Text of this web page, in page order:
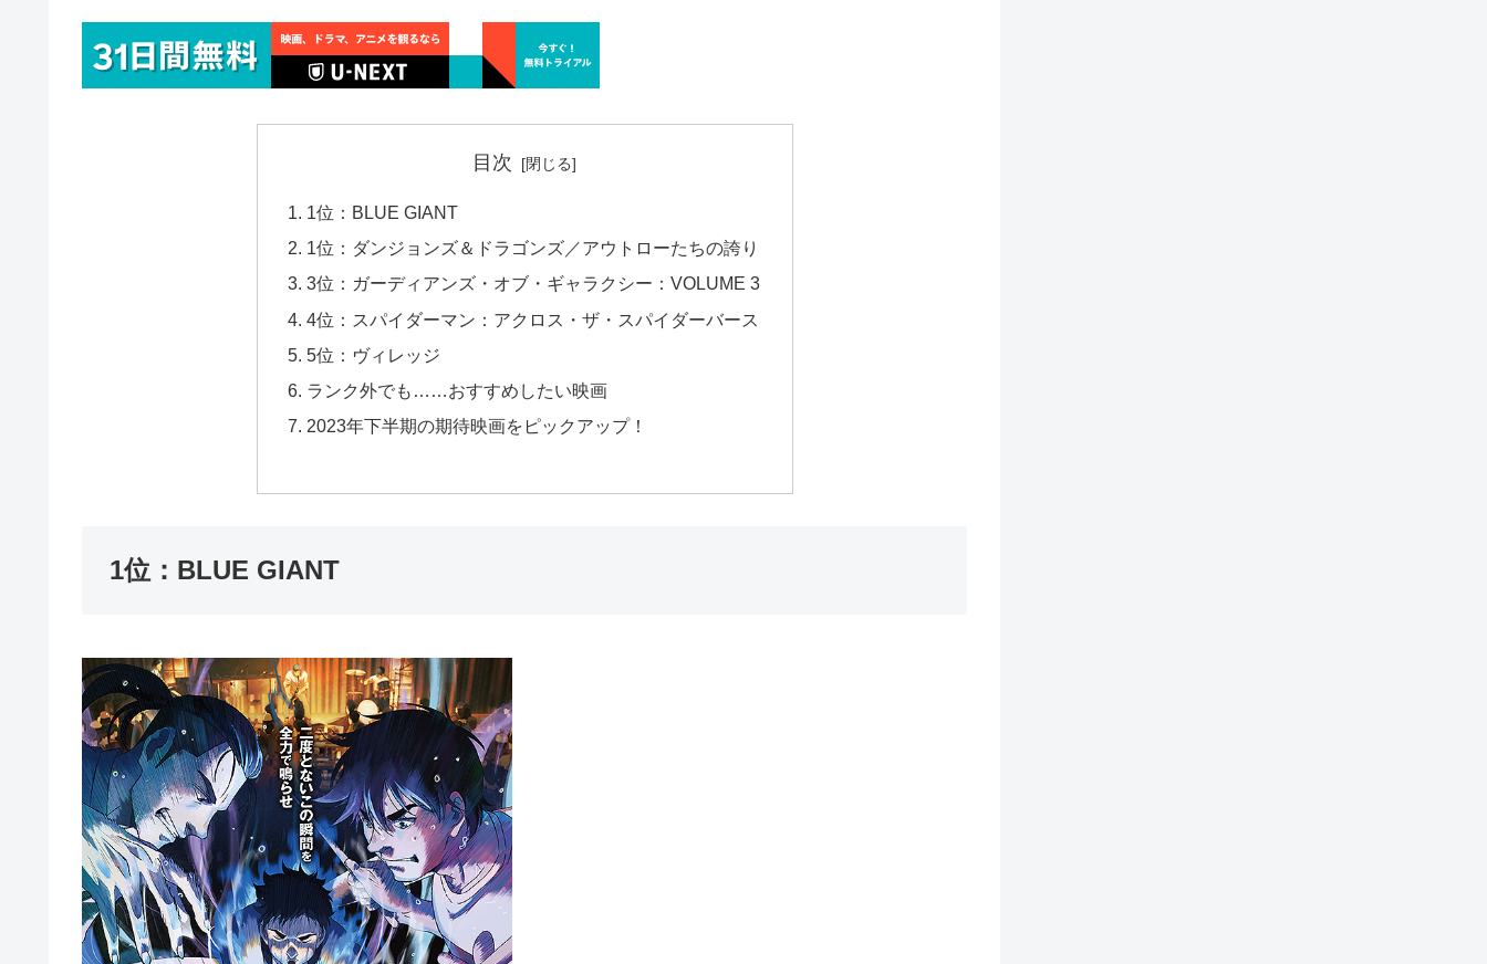
目次
1位：BLUE GIANT
1位：ダンジョンズ＆ドラゴンズ／アウトローたちの誇り
3位：ガーディアンズ・オブ・ギャラクシー：VOLUME 3
4位：スパイダーマン：アクロス・ザ・スパイダーバース
5位：ヴィレッジ
ランク外でも……おすすめしたい映画
2023年下半期の期待映画をピックアップ！
1位：BLUE GIANT